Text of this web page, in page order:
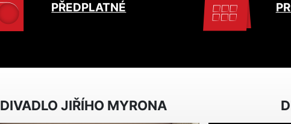
PŘEDPLATNÉ
DIVADLO JIŘÍHO MYRONA